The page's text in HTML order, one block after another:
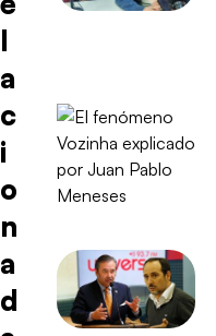
l
a
c
i
o
n
a
d